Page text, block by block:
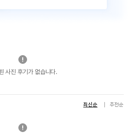
사진 후기가 없습니다.
최신순 추천순